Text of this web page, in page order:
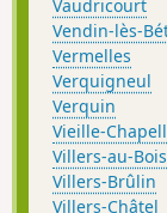
Vaudricourt
Vendin-lès-
Vermelles
Verquigneul
Verquin
Vieille-
Villers-au-Bois
Villers-Brûlin
Villers-Châtel